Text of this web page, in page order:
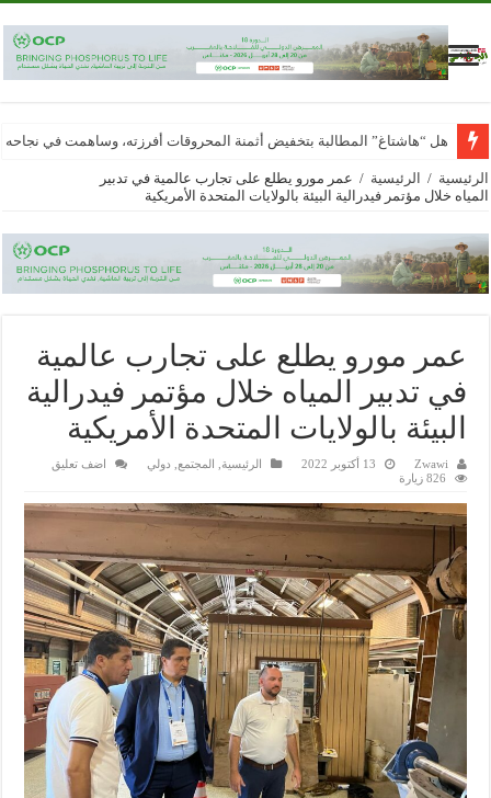
هل “هاشتاغ” المطالبة بتخفيض أثمنة المحروقات أفرزته، وساهمت في
الرئيسية / الرئيسية / عمر مورو يطلع على تجارب عالمية في تدبير
المياه خلال مؤتمر فيدرالية البيئة بالولايات المتحدة الأمريكية
عمر مورو يطلع على تجارب عالمية
في تدبير المياه خلال مؤتمر فيدرالية
البيئة بالولايات المتحدة الأمريكية
Zwawi 13 أكتوبر 2022 الرئيسية المجتمع دولي
اضف تعليق
826 زيارة